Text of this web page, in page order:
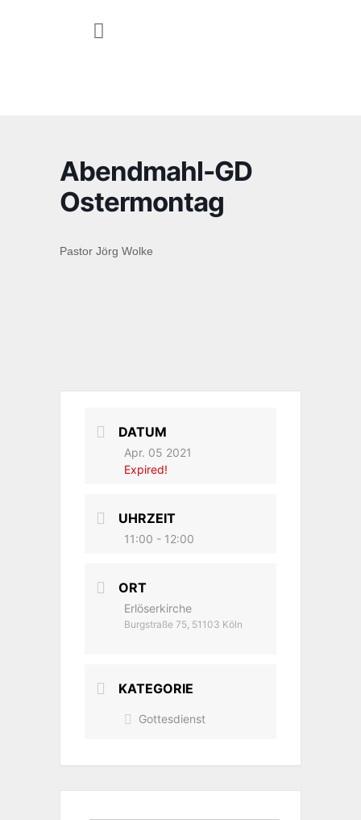
Abendmahl-GD
Ostermontag
Pastor Jörg Wolke
DATUM
Apr. 05 2021
Expired!
UHRZEIT
11:00 - 12:00
ORT
Erlöserkirche
Burgstraße 75, 51103 Köln
KATEGORIE
Gottesdienst